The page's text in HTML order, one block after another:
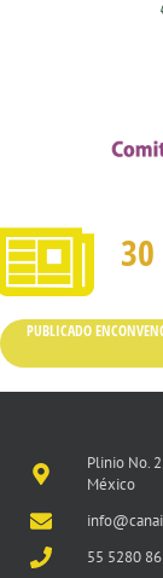
30
PUBLICADO EN
Plinio No.
México
55 5280